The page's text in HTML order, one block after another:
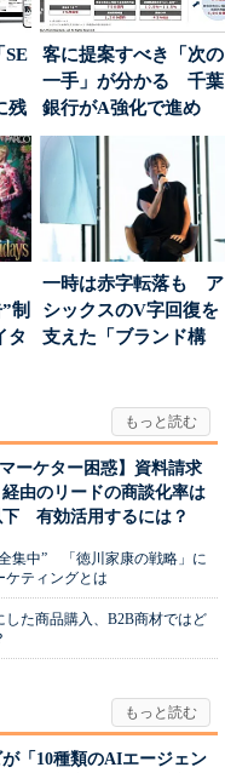
SE
残
客に提案すべき「次の
一手」が分かる 千葉
銀行がA強化で進め
る“One to On...
制
タ
一時は赤字転落も ア
シックスのV字回復を
支えた「ブランド構
マーケター困惑】資料請求
由のリードの商談化率は
下 有効活用するには？
集中” 「徳川家康の戦略」に
ケティングとは
した商品購入、B2B商材ではど
「10種類のAIエージェン